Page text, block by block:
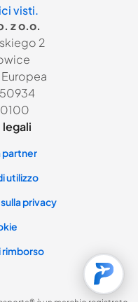
visti.
z o.o.
2
legali
partner
utilizzo
privacy
rimborso